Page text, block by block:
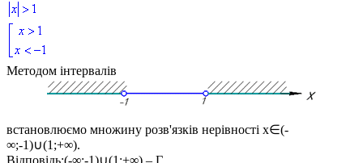
Методом інтервалів
встановлюємо множину розв'язків нерівності x∈(-
∞;-1)∪(1;+∞).